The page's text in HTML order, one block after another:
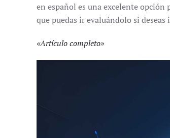
en español es una excelente
que puedas ir evaluándolo si
«Artículo completo»